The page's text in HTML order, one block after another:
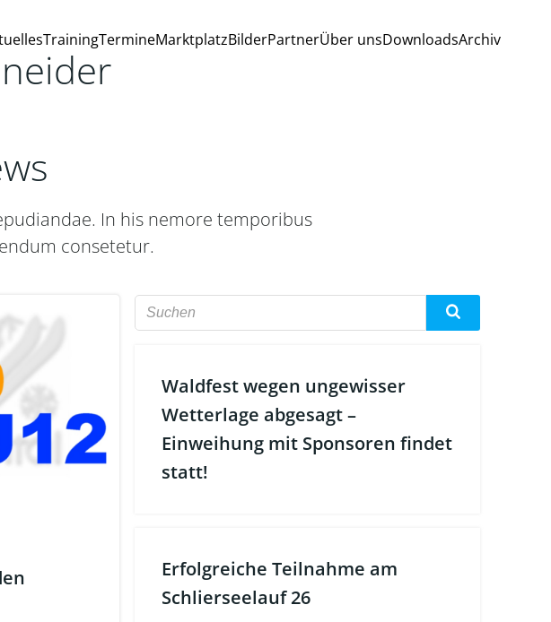
TrainingTermineMarktplatzBilderPartnerÜber unsDownloadsArchiv
In his nemore temporibus
consetetur.
Waldfest wegen ungewisser
Wetterlage abgesagt –
Einweihung mit Sponsoren findet
statt!
Erfolgreiche Teilnahme am
Schlierseelauf 26